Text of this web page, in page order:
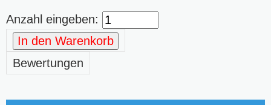
Anzahl eingeben:
In den Warenkorb
Bewertungen